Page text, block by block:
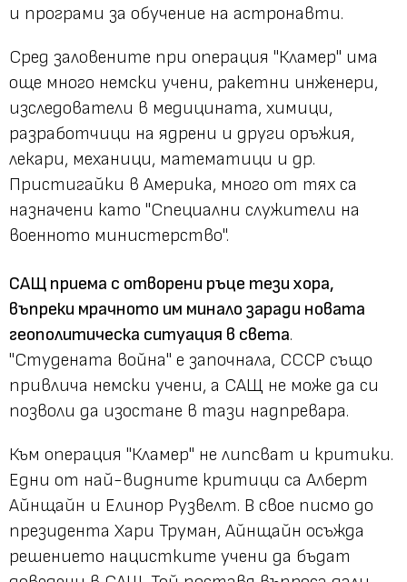
и програми за обучение на астронавти.
Сред заловените при операция "Кламер" има
още много немски учени, ракетни инженери,
изследователи в медицината, химици,
разработчици на ядрени и други оръжия,
лекари, механици, математици и др.
Пристигайки в Америка, много от тях са
назначени като "Специални служители на
военното министерство".
САЩ приема с отворени ръце тези хора,
въпреки мрачното им минало заради новата
геополитическа ситуация в света.
"Студената война" е започнала, СССР също
привлича немски учени, а САЩ не може да си
позволи да изостане в тази надпревара.
Към операция "Кламер" не липсват и критики.
Едни от най-видните критици са Алберт
Айнщайн и Елинор Рузвелт. В свое писмо до
президента Хари Труман, Айнщайн осъжда
решението нацистките учени да бъдат